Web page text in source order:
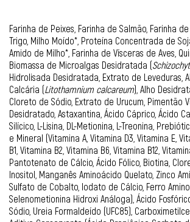
Farinha de Peixes, Farinha de Salmão, Farinha
Trigo, Milho Moído*, Proteína Concentrada de
Amido de Milho*, Farinha de Vísceras de Aves,
Biomassa de Microalgas Desidratada (
Hidrolisada Desidratada, Extrato de Leveduras,
Calcária (Litothamnium calcareum), Alho
Cloreto de Sódio, Extrato de Urucum, Pimentão
Desidratado, Astaxantina, Ácido Cáprico, Ácido
Silícico, L-Lisina, DL-Metionina, L-Treonina,
e Mineral (Vitamina A, Vitamina D3, Vitamina E,
B1, Vitamina B2, Vitamina B6, Vitamina B12,
Pantotenato de Cálcio, Ácido Fólico, Biotina,
Inositol, Manganês Aminoácido Quelato, Zinco
Sulfato de Cobalto, Iodato de Cálcio, Ferro
Selenometionina Hidroxi Análoga), Ácido
Sódio, Ureia Formaldeído (UFC85),